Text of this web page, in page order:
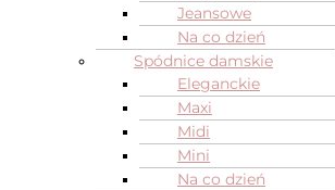
Jeansowe
Na co dzień
Spódnice damskie
Eleganckie
Maxi
Midi
Mini
Na co dzień